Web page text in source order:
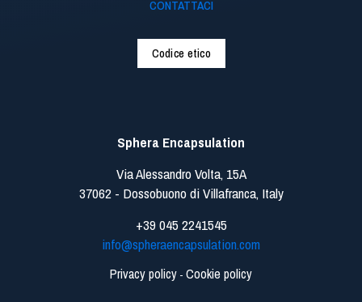
CONTATTACI
Codice etico
Sphera Encapsulation
Via Alessandro Volta, 15A
37062 - Dossobuono di Villafranca, Italy
+39 045 2241545
info@spheraencapsulation.com
Privacy policy - Cookie policy